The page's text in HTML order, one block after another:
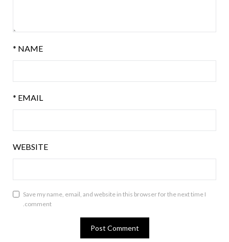
NAME
*
EMAIL
*
WEBSITE
Save my name, email, and website in this browser for the next time I
comment.